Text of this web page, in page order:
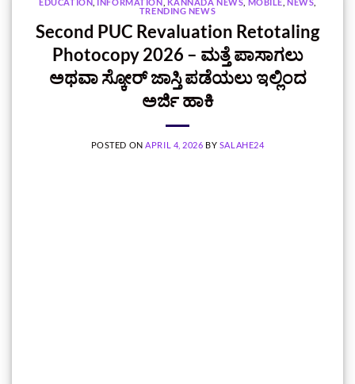
TRENDING NEWS
Second PUC Revaluation Retotaling
Photocopy 2026 – ಮತ್ತೆ ಪಾಸಾಗಲು
ಅಥವಾ ಸ್ಕೋರ್‌ ಜಾಸ್ತಿ ಪಡೆಯಲು ಇಲ್ಲಿಂದ
ಅರ್ಜಿ ಹಾಕಿ
POSTED ON APRIL 4, 2026 BY SALAHE24